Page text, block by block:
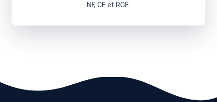
NF, CE et RGE.